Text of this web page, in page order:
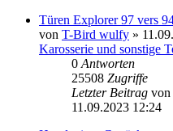
Türen Explorer 97 vers
von T-Bird wulfy »
Karosserie und sonstige
0 Antworten
25508 Zugriffe
Letzter Beitrag von
11.09.2023 12:24